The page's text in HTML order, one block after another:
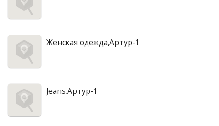
Женская одежда,Артур-1
Jeans,Артур-1